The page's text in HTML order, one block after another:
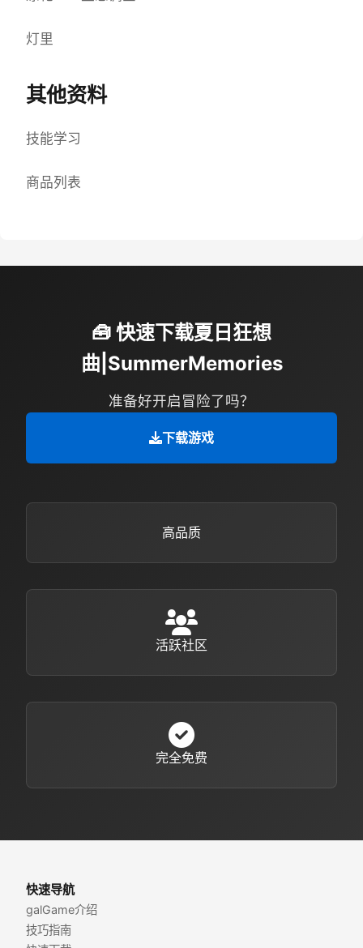
灯里
其他资料
技能学习
商品列表
🧰 快速下载夏日狂想
曲|SummerMemories
准备好开启冒险了吗？
下载游戏
高品质
活跃社区
完全免费
快速导航
galGame介绍
技巧指南